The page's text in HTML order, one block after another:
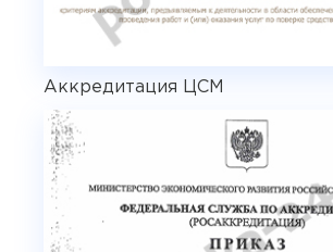
Аккредитация ЦСМ